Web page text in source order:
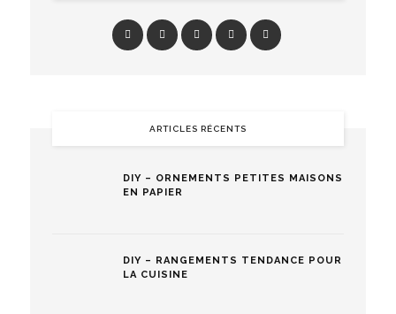
ARTICLES RÉCENTS
DIY – ORNEMENTS PETITES MAISONS
EN PAPIER
DIY – RANGEMENTS TENDANCE POUR
LA CUISINE